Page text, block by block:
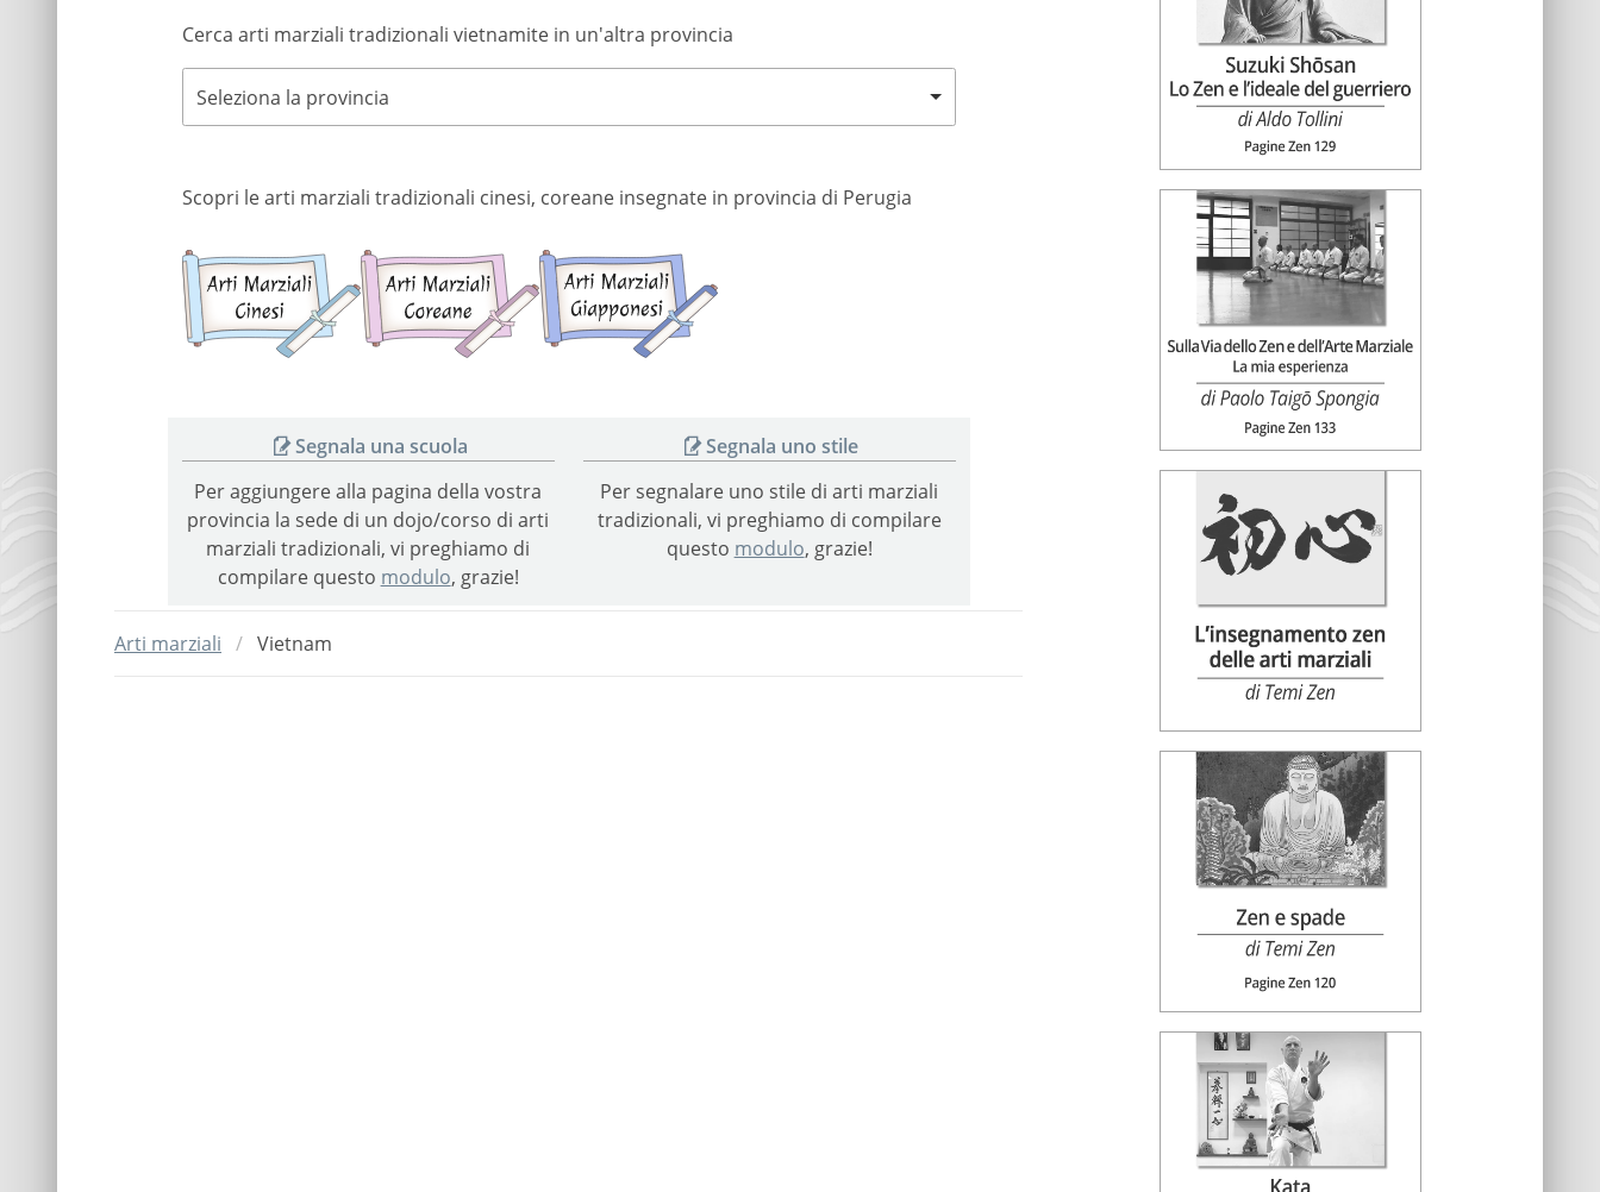
Cerca arti marziali tradizionali vietnamite in un'altra provincia
Seleziona la provincia
Scopri le arti marziali tradizionali cinesi, coreane insegnate in provincia di Perugia
Arti
marziali
cinesi
Arti
marziali
coreane
marziali
Segnala una scuola
Per aggiungere alla pagina della vostra
provincia la sede di un dojo/corso di arti
marziali tradizionali, vi preghiamo di
compilare questo modulo, grazie!
Segnala uno stile
Per segnalare uno stile di arti marziali
tradizionali, vi preghiamo di compilare
questo modulo, grazie!
Arti marziali Vietnam